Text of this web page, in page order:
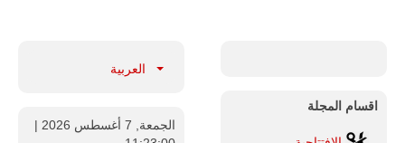
اقسام المجلة
العربية
الجمعة, 7 أغسطس 2026
|